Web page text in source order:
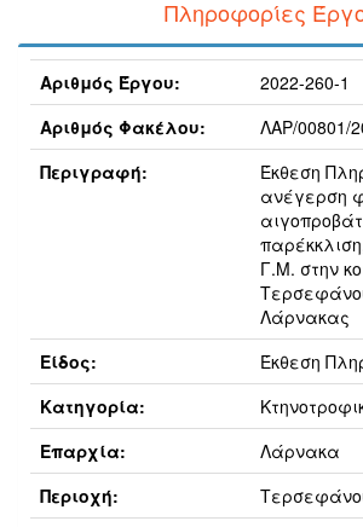
Πληροφορίες
Αριθμός Έργου:
2022-260-1
Αριθμός Φακέλου:
ΛΑΡ/00801/
Περιγραφή:
Έκθεση
ανέγερση
Γ.Μ. στην
Λάρνακας
Είδος:
Έκθεση
Κατηγορία:
Επαρχία:
Λάρνακα
Περιοχή: